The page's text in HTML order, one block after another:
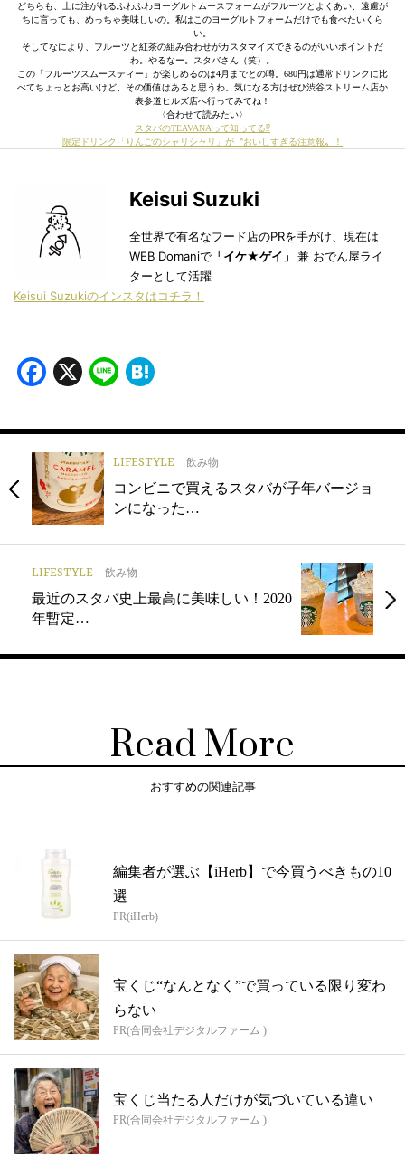
どちらも、上に注がれるふわふわヨーグルトムースフォームがフルーツとよくあい、遠慮が
ちに言っても、めっちゃ美味しいの。私はこのヨーグルトフォームだけでも食べたいくら
い。
そしてなにより、フルーツと紅茶の組み合わせがカスタマイズできるのがいいポイントだ
わ。やるなー。スタバさん（笑）。
この「フルーツスムースティー」が楽しめるのは4月までとの噂。680円は通常ドリンクに比
べてちょっとお高いけど、その価値はあると思うわ。気になる方はぜひ渋谷ストリーム店か
表参道ヒルズ店へ行ってみてね！
〈合わせて読みたい〉
スタバのTEAVANAって知ってる⁉︎
限定ドリンク「りんごのシャリシャリ」が〝おいしすぎる注意報〟！
Keisui Suzuki
全世界で有名なフード店のPRを手がけ、現在は
WEB Domaniで 「イケ★ゲイ」 兼 おでん屋ライ
ターとして活躍
Keisui Suzukiのインスタはコチラ！
Facebook
X Line
LIFESTYLE 飲み物
コンビニで買えるスタバが子年バージョ
ンになった…
LIFESTYLE 飲み物
最近のスタバ史上最高に美味しい！2020
年暫定…
Read More
おすすめの関連記事
編集者が選ぶ【iHerb】で今買うべきもの10
選
PR(iHerb)
宝くじ“なんとなく”で買っている限り変わ
らない
PR(合同会社デジタルファーム )
宝くじ当たる人だけが気づいている違い
PR(合同会社デジタルファーム )